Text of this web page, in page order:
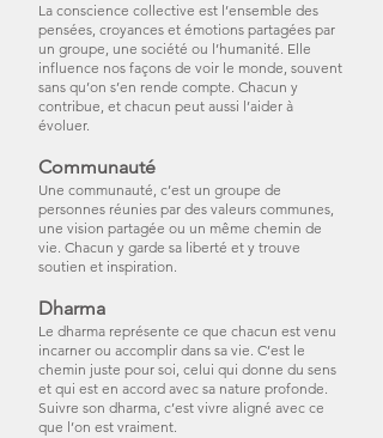
La conscience collective est l’ensemble des
pensées, croyances et émotions partagées par
un groupe, une société ou l’humanité. Elle
influence nos façons de voir le monde, souvent
sans qu’on s’en rende compte. Chacun y
contribue, et chacun peut aussi l’aider à
évoluer.
Communauté
Une communauté, c’est un groupe de
personnes réunies par des valeurs communes,
une vision partagée ou un même chemin de
vie. Chacun y garde sa liberté et y trouve
soutien et inspiration.
Dharma
Le dharma représente ce que chacun est venu
incarner ou accomplir dans sa vie. C’est le
chemin juste pour soi, celui qui donne du sens
et qui est en accord avec sa nature profonde.
Suivre son dharma, c’est vivre aligné avec ce
que l’on est vraiment.